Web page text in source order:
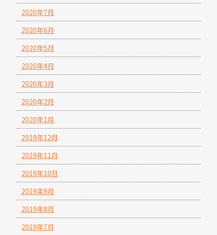
2020年7月
2020年6月
2020年5月
2020年4月
2020年3月
2020年2月
2020年1月
2019年12月
2019年11月
2019年10月
2019年9月
2019年8月
2019年7月